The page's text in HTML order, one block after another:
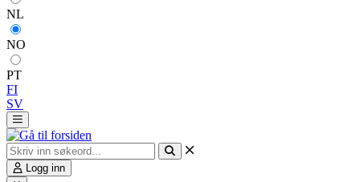
NL
NO
PT
FI
SV
Logg inn